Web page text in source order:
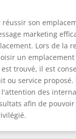
son
marketing
Lors de la
un
trouvé, il est
ou service proposé.
des
afin de